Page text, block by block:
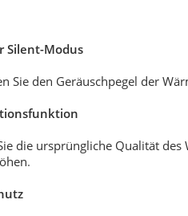
Silent-Modus
Sie den Geräuschpegel der
die ursprüngliche Qualität
.